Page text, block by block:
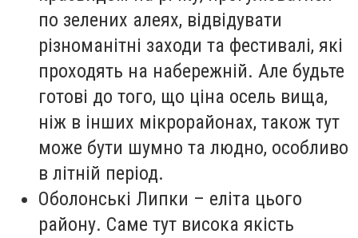
по зелених алеях, відвідувати
різноманітні заходи та фестивалі, які
проходять на набережній. Але будьте
готові до того, що ціна осель вища,
ніж в інших мікрорайонах, також тут
може бути шумно та людно, особливо
в літній період.
Оболонські Липки – еліта цього
району. Саме тут висока якість